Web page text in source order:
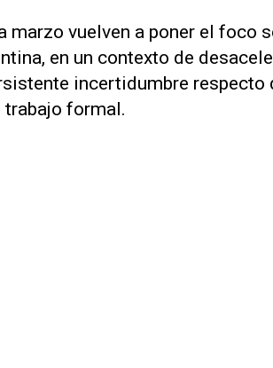
marzo vuelven a poner el foco
en un contexto de
incertidumbre respecto
trabajo formal.